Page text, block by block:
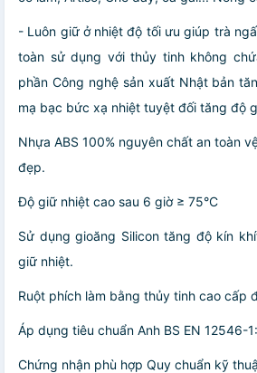
- Luôn giữ ở nhiệt độ tối ưu giúp trà
toàn sử dụng với thủy tinh không
phần Công nghệ sản xuất Nhật bản
mạ bạc bức xạ nhiệt tuyệt đối tăng độ
Nhựa ABS 100% nguyên chất an toàn
đẹp.
Độ giữ nhiệt cao sau 6 giờ ≥ 75°C
Sử dụng gioăng Silicon tăng độ kín
giữ nhiệt.
Ruột phích làm bằng thủy tinh cao cấp
Áp dụng tiêu chuẩn Anh BS EN 12546-
Chứng nhận phù hợp Quy chuẩn kỹ